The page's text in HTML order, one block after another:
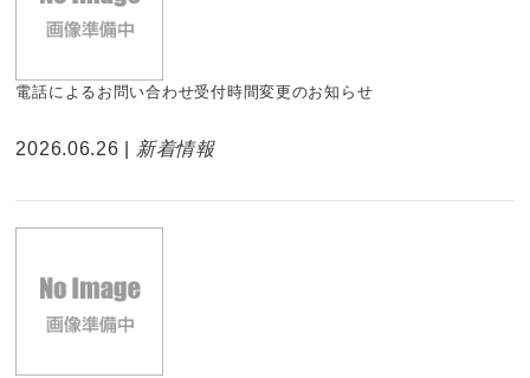
電話によるお問い合わせ受付時間変更のお知らせ
2026.06.26 | 新着情報